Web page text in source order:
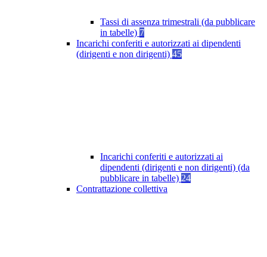
Tassi di assenza trimestrali (da pubblicare
in tabelle) 7
Incarichi conferiti e autorizzati ai dipendenti
(dirigenti e non dirigenti) 45
Incarichi conferiti e autorizzati ai
dipendenti (dirigenti e non dirigenti) (da
pubblicare in tabelle) 24
Contrattazione collettiva